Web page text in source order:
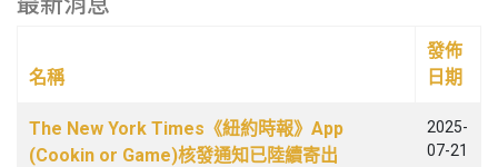
名稱
發佈
日期
The New York Times《紐約時報》App
(Cookin or Game)核發通知已陸續寄出
2025-
07-21